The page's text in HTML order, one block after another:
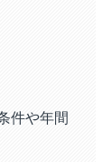
件や年間